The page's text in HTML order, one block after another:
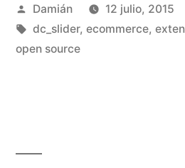
Publicado
por
Damián 12 julio, 2015
Etiquetas:
dc_slider, ecommerce,
open source